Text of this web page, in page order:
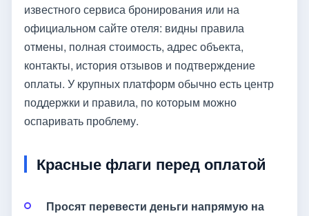
известного сервиса бронирования или на
официальном сайте отеля: видны правила
отмены, полная стоимость, адрес объекта,
контакты, история отзывов и подтверждение
оплаты. У крупных платформ обычно есть центр
поддержки и правила, по которым можно
оспаривать проблему.
Красные флаги перед оплатой
Просят перевести деньги напрямую на